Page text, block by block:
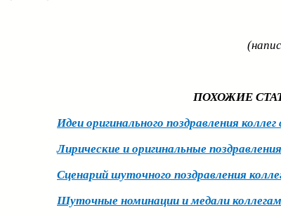
ПОХОЖИЕ
Идеи оригинального поздравления
Лирические и оригинальные
Сценарий шуточного поздравления
Шуточные номинации и медали